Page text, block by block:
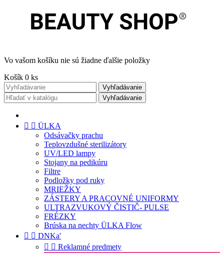
Vo vašom košíku nie sú žiadne ďalšie položky
Košík 0 ks
Vyhľadávanie
Vyhľadávanie
  ÜLKA
Odsávačky prachu
Teplovzdušné sterilizátory
UV/LED lampy
Stojany na pedikúru
Filtre
Podložky pod ruky
MRIEŽKY
ZÁSTERY A PRACOVNÉ UNIFORMY
ULTRAZVUKOVÝ ČISTIČ- PULSE
FRÉZKY
Brúska na nechty ÜLKA Flow
  DNKa'
  Reklamné predmety